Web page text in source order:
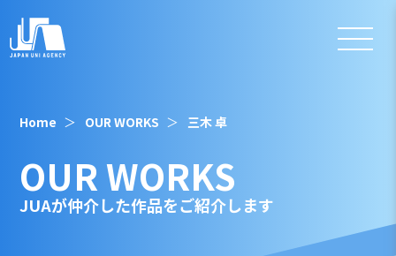
Home OUR WORKS 三木 卓
OUR WORKS
JUAが仲介した作品をご紹介します